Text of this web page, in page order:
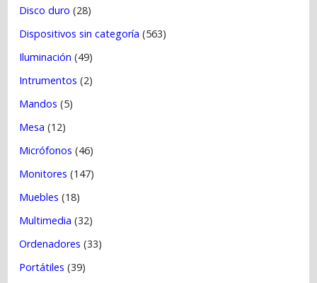
Disco duro (28)
Dispositivos sin categoría (563)
Iluminación (49)
Intrumentos (2)
Mandos (5)
Mesa (12)
Micrófonos (46)
Monitores (147)
Muebles (18)
Multimedia (32)
Ordenadores (33)
Portátiles (39)